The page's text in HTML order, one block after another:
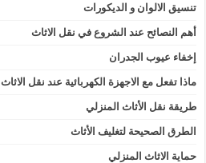
تنسيق الالوان و الديكورات
أهم النصائح عند الشروع في نقل الاثاث
إخفاء عيوب الجدران
ماذا تفعل مع الاجهزة الكهربائية عند نقل الاثاث
طريقة نقل الأثاث المنزلي
الطرق الصحيحة لتغليف الأثاث
حماية الاثاث المنزلي